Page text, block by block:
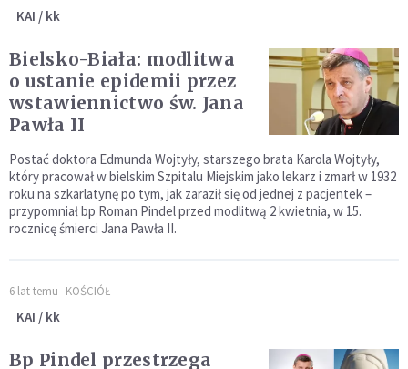
KAI / kk
Bielsko-Biała: modlitwa
o ustanie epidemii przez
wstawiennictwo św. Jana
Pawła II
Postać doktora Edmunda Wojtyły, starszego brata Karola Wojtyły,
który pracował w bielskim Szpitalu Miejskim jako lekarz i zmarł w 1932
roku na szkarlatynę po tym, jak zaraził się od jednej z pacjentek –
przypomniał bp Roman Pindel przed modlitwą 2 kwietnia, w 15.
rocznicę śmierci Jana Pawła II.
6 lat temu KOŚCIÓŁ
KAI / kk
Bp Pindel przestrzega